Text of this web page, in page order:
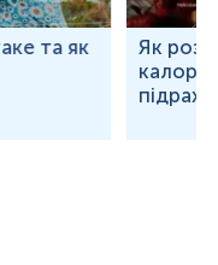
та як
Як